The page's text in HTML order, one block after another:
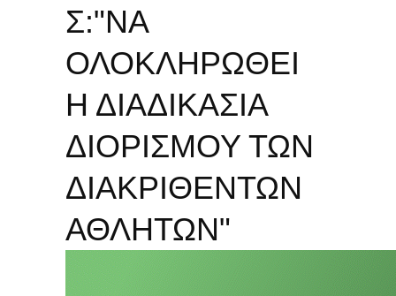
Σ:"ΝΑ
ΟΛΟΚΛΗΡΩΘΕΙ
Η ΔΙΑΔΙΚΑΣΙΑ
ΔΙΟΡΙΣΜΟΥ ΤΩΝ
ΔΙΑΚΡΙΘΕΝΤΩΝ
ΑΘΛΗΤΩΝ"